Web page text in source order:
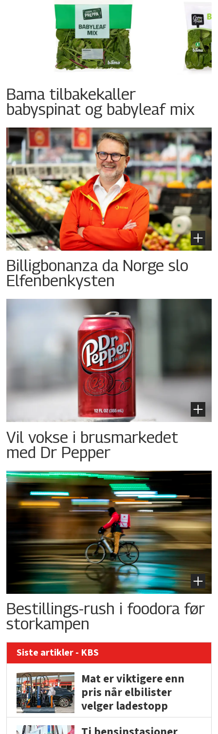
Bama tilbakekaller
babyspinat og babyleaf mix
Billigbonanza da Norge slo
Elfenbenkysten
Vil vokse i brusmarkedet
med Dr Pepper
Bestillings-rush i foodora før
storkampen
Siste artikler - KBS
Mat er viktigere enn
pris når elbilister
velger ladestopp